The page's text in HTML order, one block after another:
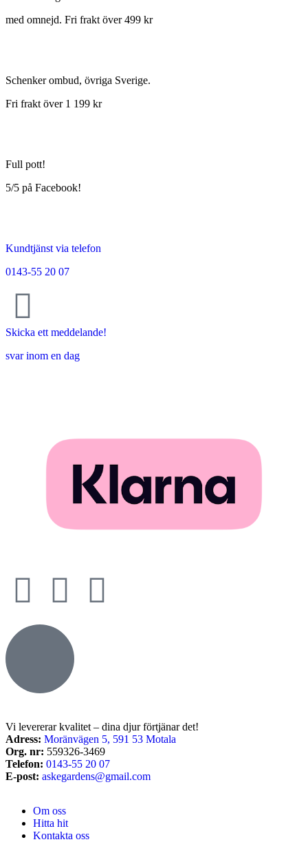
med omnejd. Fri frakt över 499 kr
Schenker ombud, övriga Sverige.
Fri frakt över 1 199 kr
Full pott!
5/5 på Facebook!
Kundtjänst via telefon
0143-55 20 07
Skicka ett meddelande!
svar inom en dag
Vi levererar kvalitet – dina djur förtjänar det!
Adress: Moränvägen 5, 591 53 Motala
Org. nr: 559326-3469
Telefon: 0143-55 20 07
E-post: askegardens@gmail.com
Om oss
Hitta hit
Kontakta oss